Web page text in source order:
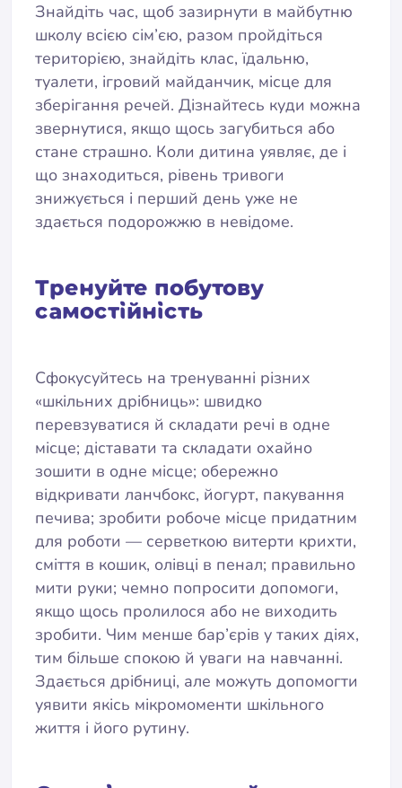
Знайдіть час, щоб зазирнути в майбутню
школу всією сім’єю, разом пройдіться
територією, знайдіть клас, їдальню,
туалети, ігровий майданчик, місце для
зберігання речей. Дізнайтесь куди можна
звернутися, якщо щось загубиться або
стане страшно. Коли дитина уявляє, де і
що знаходиться, рівень тривоги
знижується і перший день уже не
здається подорожжю в невідоме.
Тренуйте побутову
самостійність
Сфокусуйтесь на тренуванні різних
«шкільних дрібниць»: швидко
перевзуватися й складати речі в одне
місце; діставати та складати охайно
зошити в одне місце; обережно
відкривати ланчбокс, йогурт, пакування
печива; зробити робоче місце придатним
для роботи — серветкою витерти крихти,
сміття в кошик, олівці в пенал; правильно
мити руки; чемно попросити допомоги,
якщо щось пролилося або не виходить
зробити. Чим менше бар’єрів у таких діях,
тим більше спокою й уваги на навчанні.
Здається дрібниці, але можуть допомогти
уявити якісь мікромоменти шкільного
життя і його рутину.